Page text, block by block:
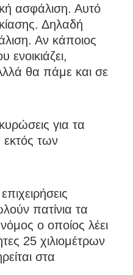
ασφάλιση. Αυτό
Δηλαδή
Αν κάποιος
ενοικιάζει,
θα πάμε και σε
για τα
εκτός των
πατίνια τα
ο οποίος λέει
25 χιλιομέτρων
στα